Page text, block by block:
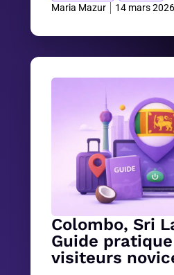
Maria Mazur
14 mars 2026
Colombo, Sri
Guide
visiteurs